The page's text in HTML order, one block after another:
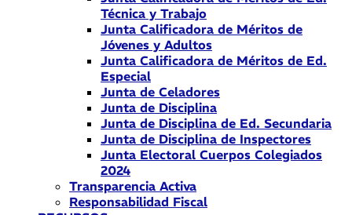
Técnica y Trabajo
Junta Calificadora de Méritos de
Jóvenes y Adultos
Junta Calificadora de Méritos de Ed.
Especial
Junta de Celadores
Junta de Disciplina
Junta de Disciplina de Ed. Secundaria
Junta de Disciplina de Inspectores
Junta Electoral Cuerpos Colegiados
2024
Transparencia Activa
Responsabilidad Fiscal